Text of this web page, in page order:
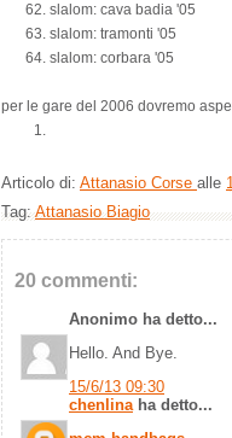
slalom: cava badia '05
slalom: tramonti '05
slalom: corbara '05
per le gare del 2006 dovremo
Articolo di: Attanasio Corse alle
Tag:Attanasio Biagio
20 commenti:
Anonimo ha detto...
Hello. And Bye.
15/6/13 09:30
chenlina ha detto...